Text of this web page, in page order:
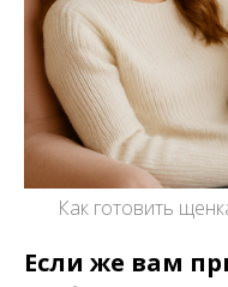
Как готовить
Если же вам